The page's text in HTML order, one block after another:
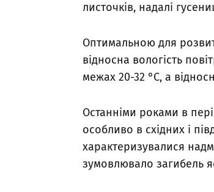
листочків, надалі
Оптимальною для
відносна вологість
межах 20-32 °С, а
Останніми роками в
особливо в східних і
характеризувалися
зумовлювало загибель